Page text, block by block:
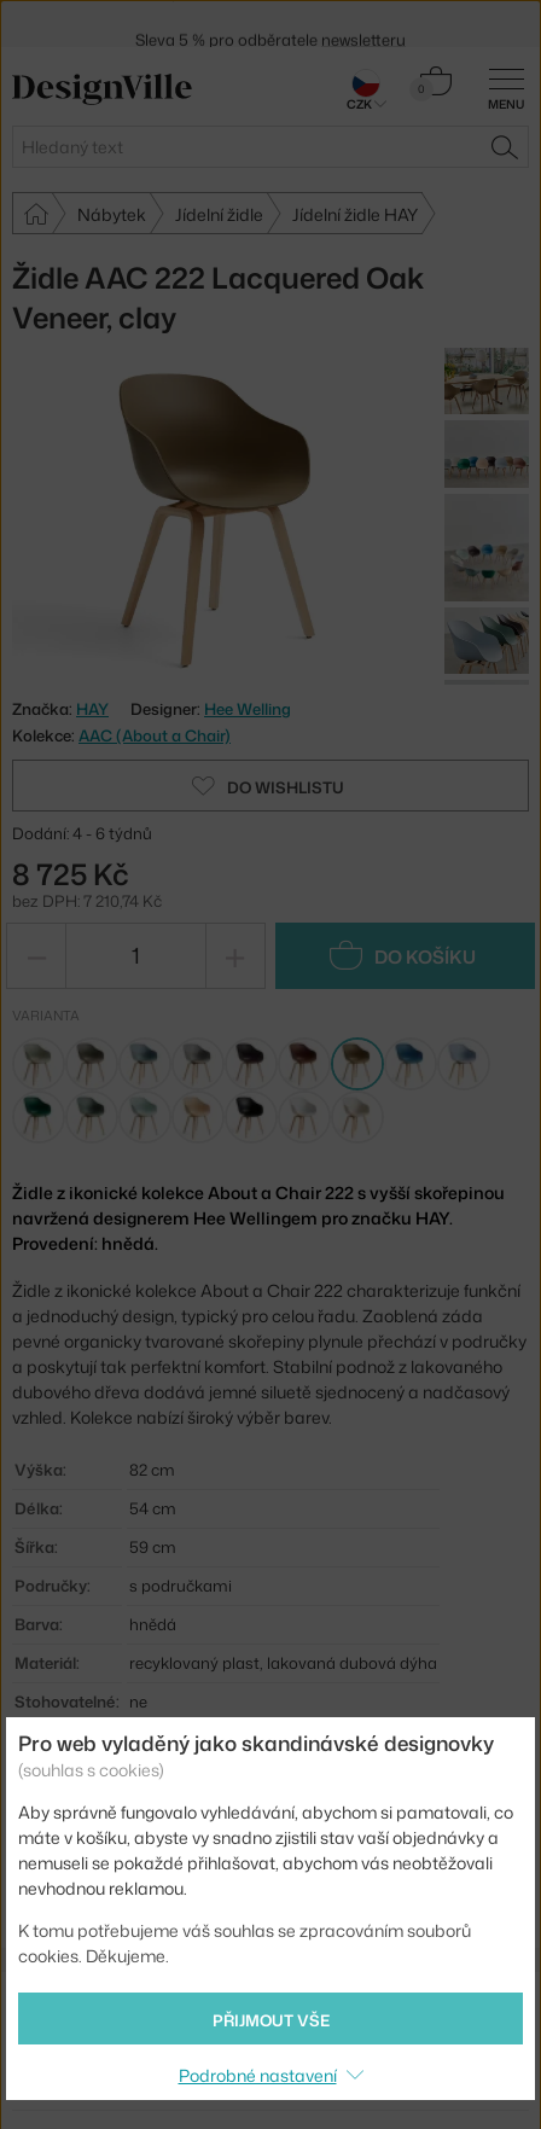
MENU
Hledat
0
Košík
Nábytek Jídelní židle Jídelní židle HAY
Židle AAC 222 Lacquered Oak
Veneer, clay
Značka: HAY Designer: Hee Welling
Kolekce: AAC (About a Chair)
DO WISHLISTU
Dodání: 4 - 6 týdnů
8 725 Kč
bez DPH: 7 210,74 Kč
DO KOŠÍKU
VARIANTA
Židle z ikonické kolekce About a Chair 222 s vyšší skořepinou
navržená designerem Hee Wellingem pro značku HAY.
Provedení: hnědá.
Židle z ikonické kolekce About a Chair 222 charakterizuje funkční
a jednoduchý design, typický pro celou řadu. Zaoblená záda
pevné organicky tvarované skořepiny plynule přechází v područky
a poskytují tak perfektní komfort. Stabilní podnož z lakovaného
dubového dřeva dodává jemné siluetě sjednocený a nadčasový
vzhled. Kolekce nabízí široký výběr barev.
Výška:
82 cm
Délka:
54 cm
Šířka:
59 cm
Područky:
s područkami
Barva:
hnědá
Materiál:
recyklovaný plast, lakovaná dubová dýha
Stohovatelné: ne
Sedák:
plast
Podnož:
dřevo
Kód produktu
HAY-AC106-D129-AA51-01UF
Ste zo Slovenska? Prejdite naStolička AAC 222 Oak, clay
Shopping from the EU? Switch to
Související produkty
AAS 32 HIGH OAK, CLAY
30 dní na vrácení zboží
CZK
Pro web vyladěný jako skandinávské designovky
(souhlas s cookies)
Aby správně fungovalo vyhledávání, abychom si pamatovali, co
máte v košíku, abyste vy snadno zjistili stav vaší objednávky a
nemuseli se pokaždé přihlašovat, abychom vás neobtěžovali
nevhodnou reklamou.
K tomu potřebujeme váš souhlas se zpracováním souborů
cookies. Děkujeme.
PŘIJMOUT VŠE
Podrobné nastavení